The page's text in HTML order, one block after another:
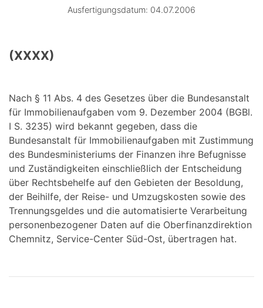
Ausfertigungsdatum: 04.07.2006
(XXXX)
Nach § 11 Abs. 4 des Gesetzes über die Bundesanstalt
für Immobilienaufgaben vom 9. Dezember 2004 (BGBl.
I S. 3235) wird bekannt gegeben, dass die
Bundesanstalt für Immobilienaufgaben mit Zustimmung
des Bundesministeriums der Finanzen ihre Befugnisse
und Zuständigkeiten einschließlich der Entscheidung
über Rechtsbehelfe auf den Gebieten der Besoldung,
der Beihilfe, der Reise- und Umzugskosten sowie des
Trennungsgeldes und die automatisierte Verarbeitung
personenbezogener Daten auf die Oberfinanzdirektion
Chemnitz, Service-Center Süd-Ost, übertragen hat.